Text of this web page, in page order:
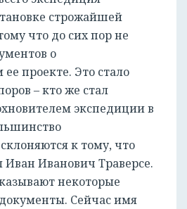
строжайшей
что до сих пор не
о
проекте. Это стало
– кто же стал
экспедиции в
к тому, что
Иван Иванович Траверсе.
некоторые
Сейчас имя